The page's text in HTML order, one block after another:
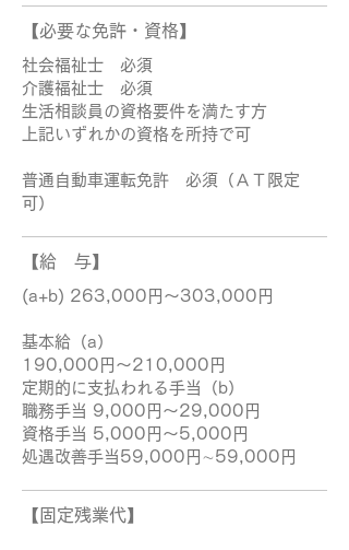
【必要な免許・資格】
社会福祉士 必須
介護福祉士 必須
生活相談員の資格要件を満たす方
上記いずれかの資格を所持で可
普通自動車運転免許 必須（ＡＴ限定
可）
【給 与】
(a+b) 263,000円〜303,000円
基本給（a）
190,000円～210,000円
定期的に支払われる手当（b）
職務手当 9,000円〜29,000円
資格手当 5,000円〜5,000円
処遇改善手当59,000円∼59,000円
【固定残業代】